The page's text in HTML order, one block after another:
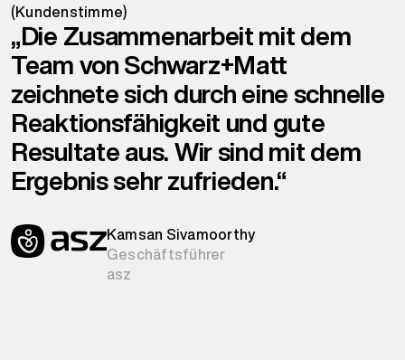
(Kundenstimme)
„Die Zusammenarbeit mit dem
Team von Schwarz+Matt
zeichnete sich durch eine schnelle
Reaktionsfähigkeit und gute
Resultate aus. Wir sind mit dem
Ergebnis sehr zufrieden.“
Kamsan Sivamoorthy
Geschäftsführer
asz